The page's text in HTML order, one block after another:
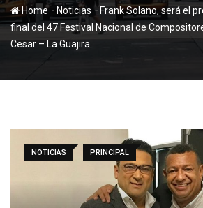
Home- Noticias - Frank Solano, será el
final del 47 Festival Nacional de
Cesar – La Guajira
NOTICIAS PRINCIPAL